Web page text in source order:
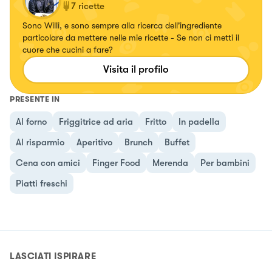
7 ricette
Sono Willi, e sono sempre alla ricerca dell'ingrediente
particolare da mettere nelle mie ricette - Se non ci metti il
cuore che cucini a fare?
Visita il profilo
PRESENTE IN
Al forno Friggitrice ad aria Fritto
In padella
Al risparmio
Aperitivo Brunch
Buffet
Cena con amici
Finger Food Merenda
Per bambini
Piatti freschi
LASCIATI ISPIRARE